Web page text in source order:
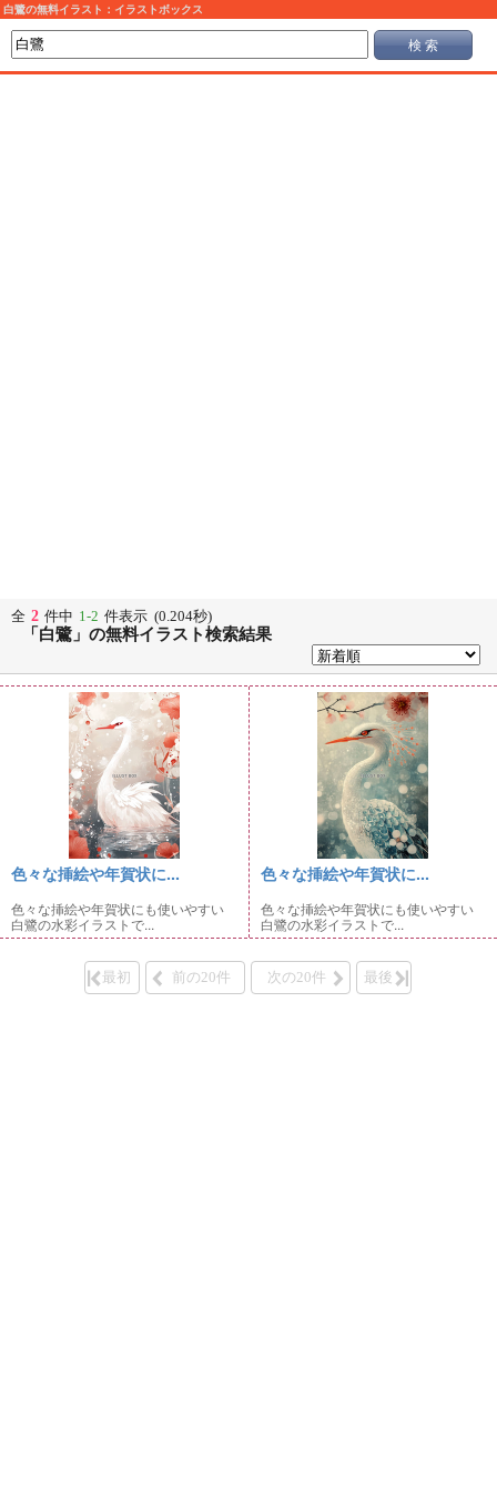
白鷺の無料イラスト：イラストボックス
検 索
全 2 件中 1-2 件表示 (0.204秒)
「白鷺」の無料イラスト検索結果
色々な挿絵や年賀状に...
色々な挿絵や年賀状にも使いやすい
白鷺の水彩イラストで...
色々な挿絵や年賀状に...
色々な挿絵や年賀状にも使いやすい
白鷺の水彩イラストで...
最初 前の20件 次の20件 最後